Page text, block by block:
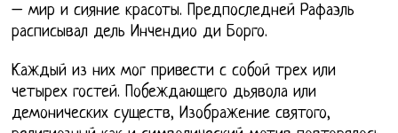
– мир и сияние красоты. Предпоследней Рафаэль
расписывал дель Инчендио ди Борго.
Каждый из них мог привести с собой трех или
четырех гостей. Побеждающего дьявола или
демонических существ, Изображение святого,